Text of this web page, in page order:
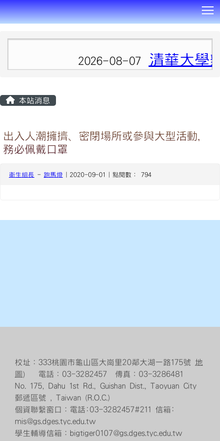
2026-08-07 清華大學
本站消息
出入人潮擁擠、密閉場所或參與大型活動，
務必佩戴口罩
衛生組長 - 跑馬燈 | 2020-09-01 | 點閱數： 794
校址：333桃園市龜山區大崗里20鄰大湖一路175號 地
圖） 電話：03-3282457 傳真：03-3286481
No. 175, Dahu 1st Rd., Guishan Dist., Taoyuan City
郵遞區號 , Taiwan (R.O.C.)
個資聯繫窗口：電話:03-3282457#211 信箱:
mis@gs.dges.tyc.edu.tw
學生輔導信箱：bigtiger0107@gs.dges.tyc.edu.tw